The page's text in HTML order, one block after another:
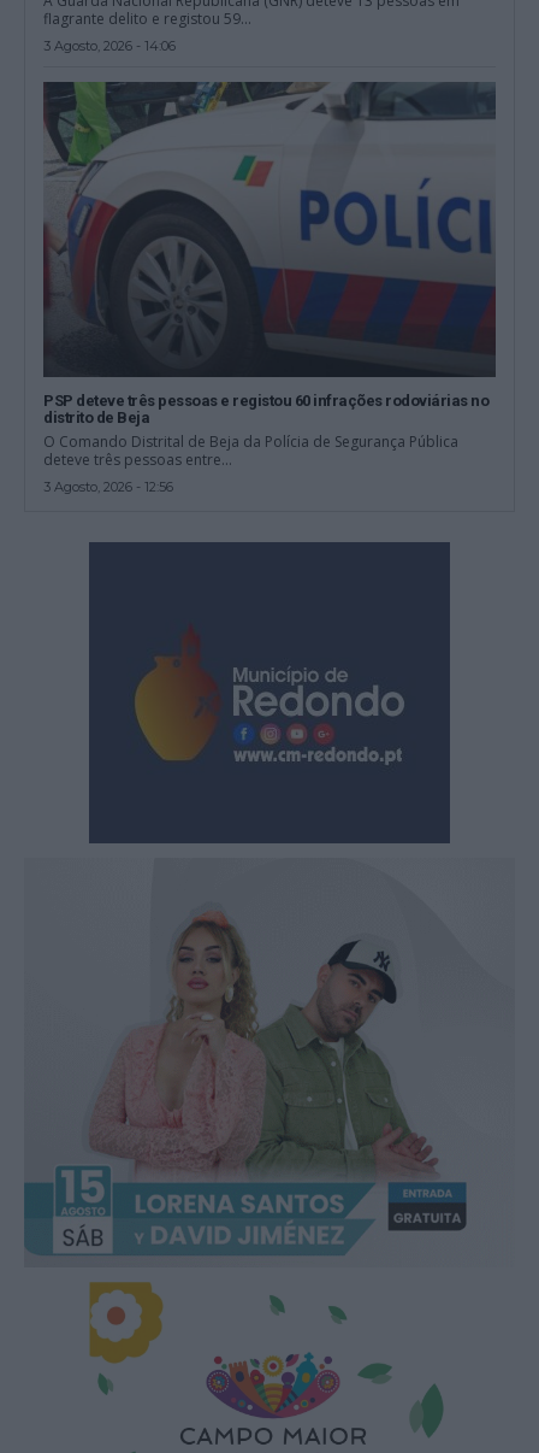
flagrante delito e registou 59...
3 Agosto, 2026 - 14:06
PSP deteve três pessoas e registou 60 infrações rodoviárias no
distrito de Beja
O Comando Distrital de Beja da Polícia de Segurança Pública
deteve três pessoas entre...
3 Agosto, 2026 - 12:56